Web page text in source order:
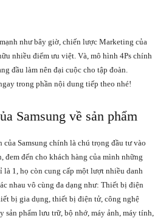
như bây giờ, chiến lược Marketing của
nhiều điểm ưu việt. Và, mô hình 4Ps chính
đầu làm nên đại cuộc cho tập đoàn.
trong phần nội dung tiếp theo nhé!
Samsung về sản phẩm
Samsung chính là chú trọng đầu tư vào
đem đến cho khách hàng của mình những
là 1, họ còn cung cấp một lượt nhiều danh
nhau vô cùng đa dạng như: Thiết bị điện
bị gia dụng, thiết bị điện tử, công nghệ
phẩm lưu trữ, bộ nhớ, máy ảnh, máy tính,